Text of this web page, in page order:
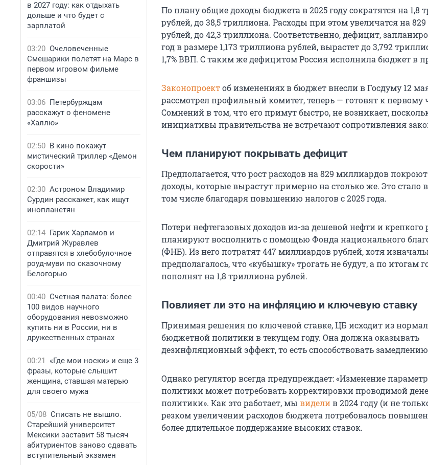
в 2027 году: как отдыхать
дольше и что будет с
зарплатой
03:20 Очеловеченные
Смешарики полетят на Марс в
первом игровом фильме
франшизы
03:06 Петербуржцам
расскажут о феномене
«Халлю»
02:50 В кино покажут
мистический триллер «Демон
скорости»
02:30 Астроном Владимир
Сурдин расскажет, как ищут
инопланетян
02:14 Гарик Харламов и
Дмитрий Журавлев
отправятся в хлебобулочное
роуд-муви по сказочному
Белогорью
00:40 Счетная палата: более
100 видов научного
оборудования невозможно
купить ни в России, ни в
дружественных странах
00:21
«Где мои носки» и еще 3
фразы, которые слышит
женщина, ставшая матерью
для своего мужа
05/08 Списать не вышло.
Старейший университет
Мексики заставит 58 тысяч
абитуриентов заново сдавать
вступительный экзамен
По плану общие доходы бюджета в 2025 году сократятся на 1,8
рублей, до 38,5 триллиона. Расходы при этом увеличатся на
рублей, до 42,3 триллиона. Соответственно, дефицит,
год в размере 1,173 триллиона рублей, вырастет до 3,792
1,7% ВВП. С таким же дефицитом Россия исполнила бюджет в
Законопроектоб изменениях в бюджет внесли в Госдуму 12
рассмотрел профильный комитет, теперь — готовят к первому
Сомнений в том, что его примут быстро, не возникает,
инициативы правительства не встречают сопротивления
Чем планируют покрывать дефицит
Предполагается, что рост расходов на 829 миллиардов
доходы, которые вырастут примерно на столько же. Это
том числе благодаря повышению налогов с 2025 года.
Потери нефтегазовых доходов из-за дешевой нефти и крепкого
планируют восполнить с помощью Фонда национального
(ФНБ). Из него потратят 447 миллиардов рублей, хотя
предполагалось, что «кубышку» трогать не будут, а по итогам
пополнят на 1,8 триллиона рублей.
Повлияет ли это на инфляцию и ключевую ставку
Принимая решения по ключевой ставке, ЦБ исходит из
бюджетной политики в текущем году. Она должна оказывать
дезинфляционный эффект, то есть способствовать
Однако регулятор всегда предупреждает: «Изменение
политики может потребовать корректировки проводимой
политики». Как это работает, мы виделив 2024 году (и не
резком увеличении расходов бюджета потребовалось
более длительное поддержание высоких ставок.